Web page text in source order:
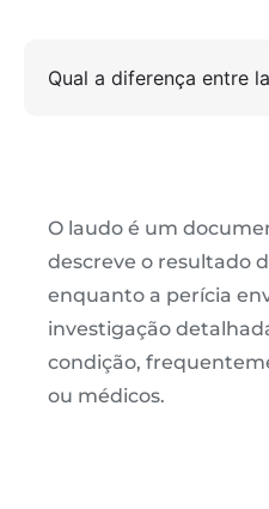
Qual a diferença entre
O laudo é um
descreve o resultado
enquanto a perícia
investigação
condição,
ou médicos.